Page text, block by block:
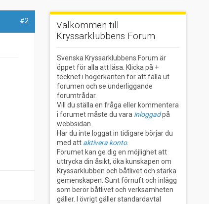
#2
Välkommen till
Kryssarklubbens Forum
Svenska Kryssarklubbens Forum är
öppet för alla att läsa. Klicka på +
tecknet i högerkanten för att fälla ut
forumen och se underliggande
forumtrådar.
Vill du ställa en fråga eller kommentera
i forumet måste du vara inloggadpå
webbsidan.
Har du inte loggat in tidigare börjar du
med att aktivera konto.
Forumet kan ge dig en möjlighet att
uttrycka din åsikt, öka kunskapen om
Kryssarklubben och båtlivet och stärka
gemenskapen. Sunt förnuft och inlägg
som berör båtlivet och verksamheten
gäller. I övrigt gäller standardavtal